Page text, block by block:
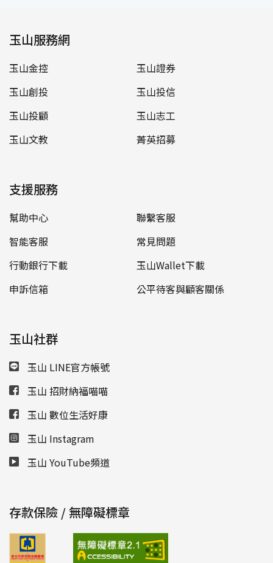
玉山服務網
玉山金控
玉山證券
玉山創投
玉山投信
玉山投顧
玉山志工
玉山文教
菁英招募
支援服務
幫助中心
聯繫客服
智能客服
常見問題
行動銀行下載
玉山Wallet下載
申訴信箱
公平待客與顧客關係
玉山社群
玉山 LINE官方帳號
玉山 招財納福喵喵
玉山 數位生活好康
玉山 Instagram
玉山 YouTube頻道
存款保險 / 無障礙標章